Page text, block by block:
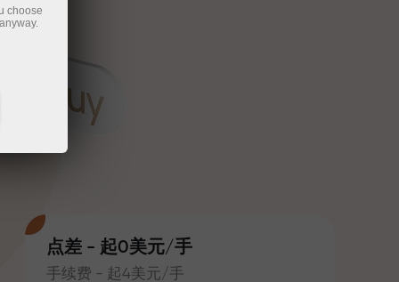
点差 - 起0美元/手
手续费 - 起4美元/手
choose